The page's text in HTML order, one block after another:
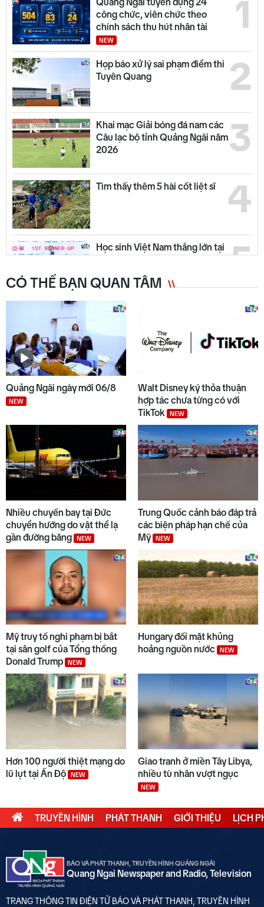
1
công chức, viên chức theo
chính sách thu hút nhân tài
NEW
2
Họp báo xử lý sai phạm điểm thi
Tuyên Quang
3
Khai mạc Giải bóng đá nam các
Câu lạc bộ tỉnh Quảng Ngãi năm
2026
4
Tìm thấy thêm 5 hài cốt liệt sĩ
5
Học sinh Việt Nam thắng lớn tại
6
Đưa 33 ngư dân bị chìm tàu về
7
Phường Đăk Bla ra quân "Chiến
dịch mùa hè số cùng VNeID"
8
Cách thức Israel quản lý chung
cư không theo niên hạn
9
hợp tác quốc phòng, kinh tế và
an ninh
10
Việt Nam - Australia hợp tác
nghiên cứu công nghệ chiến
CÓ THỂ BẠN QUAN TÂM
Quảng Ngãi ngày mới 06/8
NEW
Walt Disney ký thỏa thuận
hợp tác chưa từng có với
TikTok
NEW
Nhiều chuyến bay tại Đức
chuyển hướng do vật thể lạ
gần đường băng
NEW
Trung Quốc cảnh báo đáp trả
các biện pháp hạn chế của
Mỹ NEW
Mỹ truy tố nghi phạm bị bắt
tại sân golf của Tổng thống
Donald Trump
NEW
Hungary đối mặt khủng
hoảng nguồn nước
NEW
Hơn 100 người thiệt mạng do
lũ lụt tại Ấn Độ
NEW
Giao tranh ở miền Tây Libya,
nhiều tù nhân vượt ngục
NEW
TRUYỀN HÌNH PHÁT THANH GIỚI THIỆU LỊCH
BÁO VÀ PHÁT THANH, TRUYỀN HÌNH QUẢNG NGÃI
Quang Ngai Newspaper and Radio, Television
TRANG THÔNG TIN ĐIỆN TỬ BÁO VÀ PHÁT THANH, TRUYỀN HÌNH